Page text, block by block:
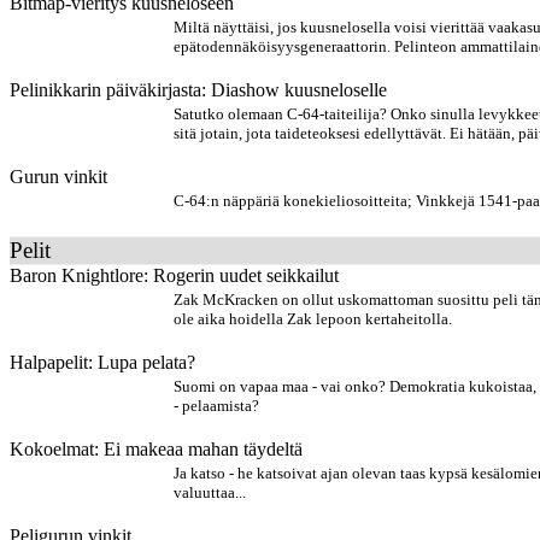
Miltä näyttäisi, jos kuusnelosella voisi vierittää
epätodennäköisyysgeneraattorin. Pelinteon
Pelinikkarin päiväkirjasta: Diashow kuusneloselle
Satutko olemaan C-64-taiteilija? Onko sinulla
sitä jotain, jota taideteoksesi edellyttävät. Ei hätään,
Gurun vinkit
C-64:n näppäriä konekieliosoitteita; Vinkkejä 1541-
Pelit
Baron Knightlore: Rogerin uudet seikkailut
Zak McKracken on ollut uskomattoman suosittu peli
ole aika hoidella Zak lepoon kertaheitolla.
Halpapelit: Lupa pelata?
Suomi on vapaa maa - vai onko? Demokratia
- pelaamista?
Kokoelmat: Ei makeaa mahan täydeltä
Ja katso - he katsoivat ajan olevan taas kypsä
valuuttaa...
Peligurun vinkit